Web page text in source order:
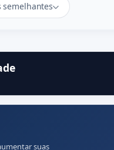
semelhantes
suas